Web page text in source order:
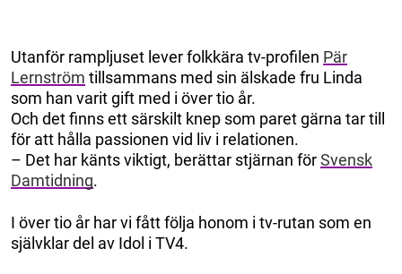
Utanför rampljuset lever folkkära tv-profilen Pär
Lernström tillsammans med sin älskade fru Linda
som han varit gift med i över tio år.
Och det finns ett särskilt knep som paret gärna tar till
för att hålla passionen vid liv i relationen.
– Det har känts viktigt, berättar stjärnan förSvensk
Damtidning.
I över tio år har vi fått följa honom i tv-rutan som en
självklar del av Idol i TV4.